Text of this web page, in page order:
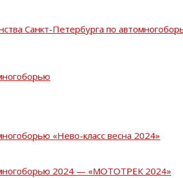
Санкт-Петербурга по
«Нево-класс весна 2024»
2024 — «МОТОТРЕК 2024»